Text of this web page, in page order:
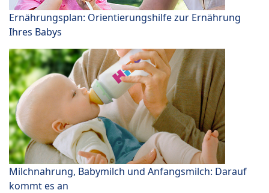
Ernährungsplan: Orientierungshilfe zur Ernährung
Ihres Babys
Milchnahrung, Babymilch und Anfangsmilch: Darauf
kommt es an